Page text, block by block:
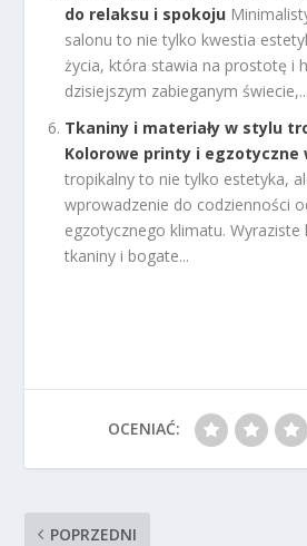
do relaksu i spokoju
salonu to nie tylko kwestia
życia, która stawia na prostotę i
dzisiejszym zabieganym świecie,...
Tkaniny i materiały w stylu
Kolorowe printy i egzotyczne
tropikalny to nie tylko estetyka,
wprowadzenie do codzienności
egzotycznego klimatu. Wyraziste
tkaniny i bogate...
OCENIAĆ:
POPRZEDNI